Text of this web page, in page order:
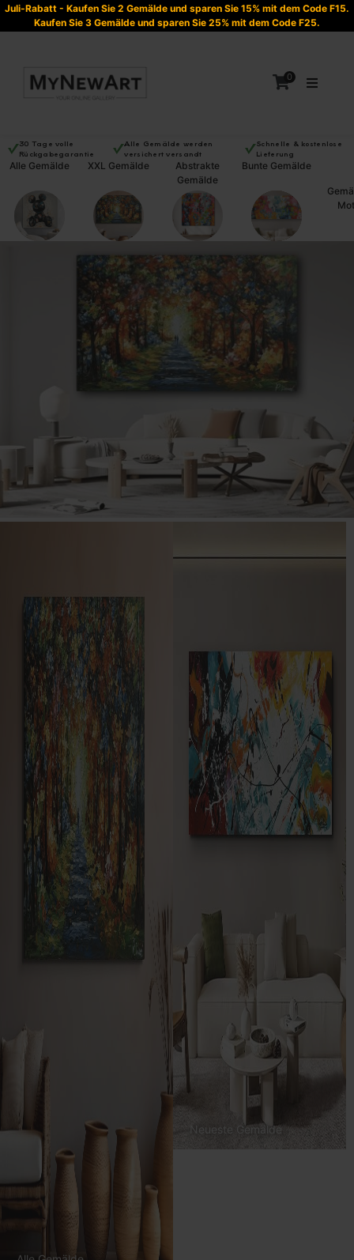
Juli-Rabatt - Kaufen Sie 2 Gemälde und sparen Sie 15% mit dem Code F15.
Kaufen Sie 3 Gemälde und sparen Sie 25% mit dem Code F25.
0
Es befinden sich keine Produkte im Warenkorb.
30 Tage volle
Rückgabegarantie
Alle Gemälde werden
versichert versandt
Schnelle & kostenlose
Lieferung
Alle Gemälde XXL Gemälde
Abstrakte
Gemälde
Bunte Gemälde
Neueste Gemälde